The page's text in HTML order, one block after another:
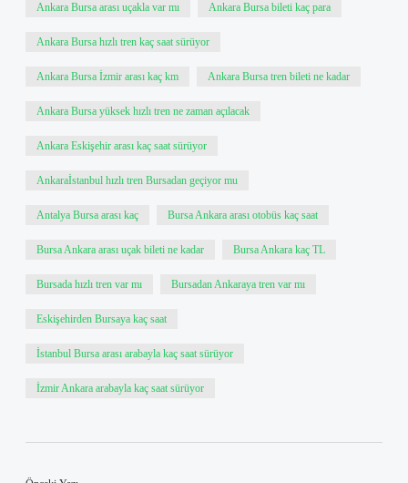
Ankara Bursa arası uçakla var mı Ankara Bursa bileti kaç para
Ankara Bursa hızlı tren kaç saat sürüyor
Ankara Bursa İzmir arası kaç km Ankara Bursa tren bileti ne kadar
Ankara Bursa yüksek hızlı tren ne zaman açılacak
Ankara Eskişehir arası kaç saat sürüyor
Ankaraİstanbul hızlı tren Bursadan geçiyor mu
Antalya Bursa arası kaç Bursa Ankara arası otobüs kaç saat
Bursa Ankara arası uçak bileti ne kadar Bursa Ankara kaç TL
Bursada hızlı tren var mı Bursadan Ankaraya tren var mı
Eskişehirden Bursaya kaç saat
İstanbul Bursa arası arabayla kaç saat sürüyor
İzmir Ankara arabayla kaç saat sürüyor